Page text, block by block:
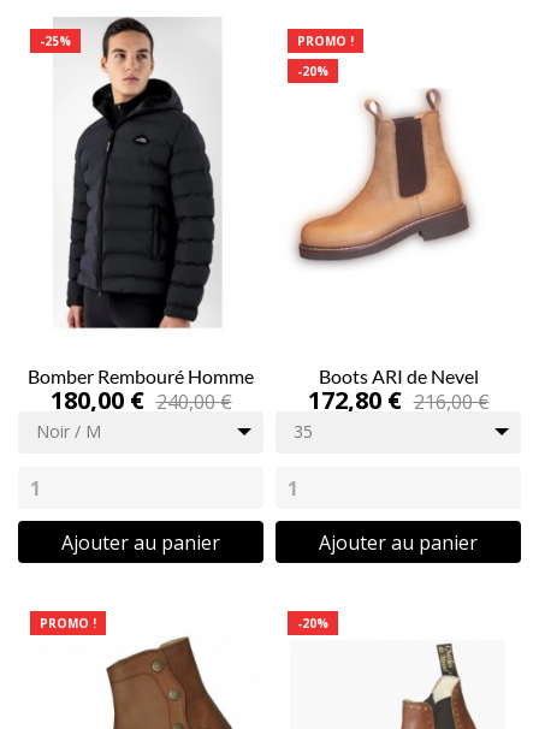
-25%
Bomber Rembouré Homme
180,00 € 240,00 €
Noir / M
Ajouter au panier
PROMO !
-20%
Boots ARI de Nevel
172,80 € 216,00 €
35
Ajouter au panier
PROMO ! -20%